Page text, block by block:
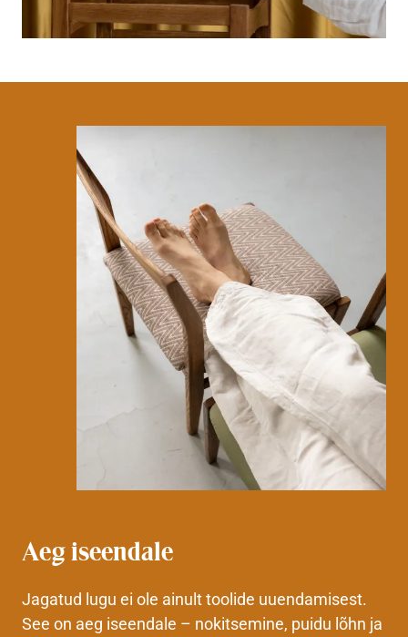
Aeg iseendale
Jagatud lugu ei ole ainult toolide uuendamisest.
See on aeg iseendale – nokitsemine, puidu lõhn ja